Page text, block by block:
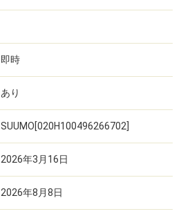
即時
あり
SUUMO[020H100496266702]
2026年3月16日
2026年8月8日